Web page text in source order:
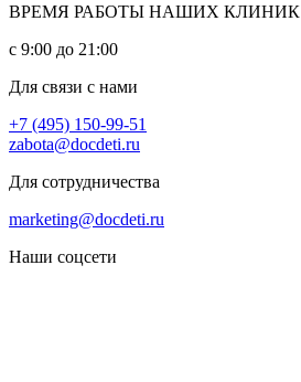
ВРЕМЯ РАБОТЫ НАШИХ КЛИНИК
с 9:00 до 21:00
Для связи с нами
+7 (495) 150-99-51
zabota@docdeti.ru
Для сотрудничества
marketing@docdeti.ru
Наши соцсети